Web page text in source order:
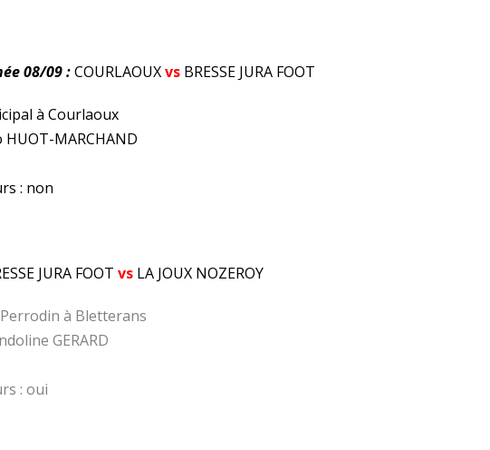
08/09 :COURLAOUXvs BRESSE JURA FOOT
à Courlaoux
HUOT-MARCHAND
: non
JURA FOOT vs LA JOUX NOZEROY
à Bletterans
GERARD
: oui